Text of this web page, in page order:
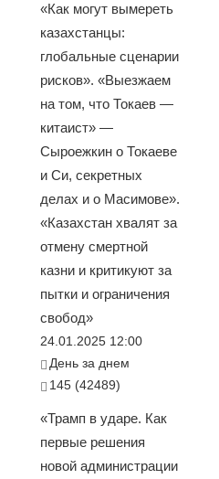
«Как могут вымереть
казахстанцы:
глобальные сценарии
рисков». «Выезжаем
на том, что Токаев —
китаист» —
Сыроежкин о Токаеве
и Си, секретных
делах и о Масимове».
«Казахстан хвалят за
отмену смертной
казни и критикуют за
пытки и ограничения
свобод»
24.01.2025 12:00
День за днем
145 (42489)
«Трамп в ударе. Как
первые решения
новой администрации